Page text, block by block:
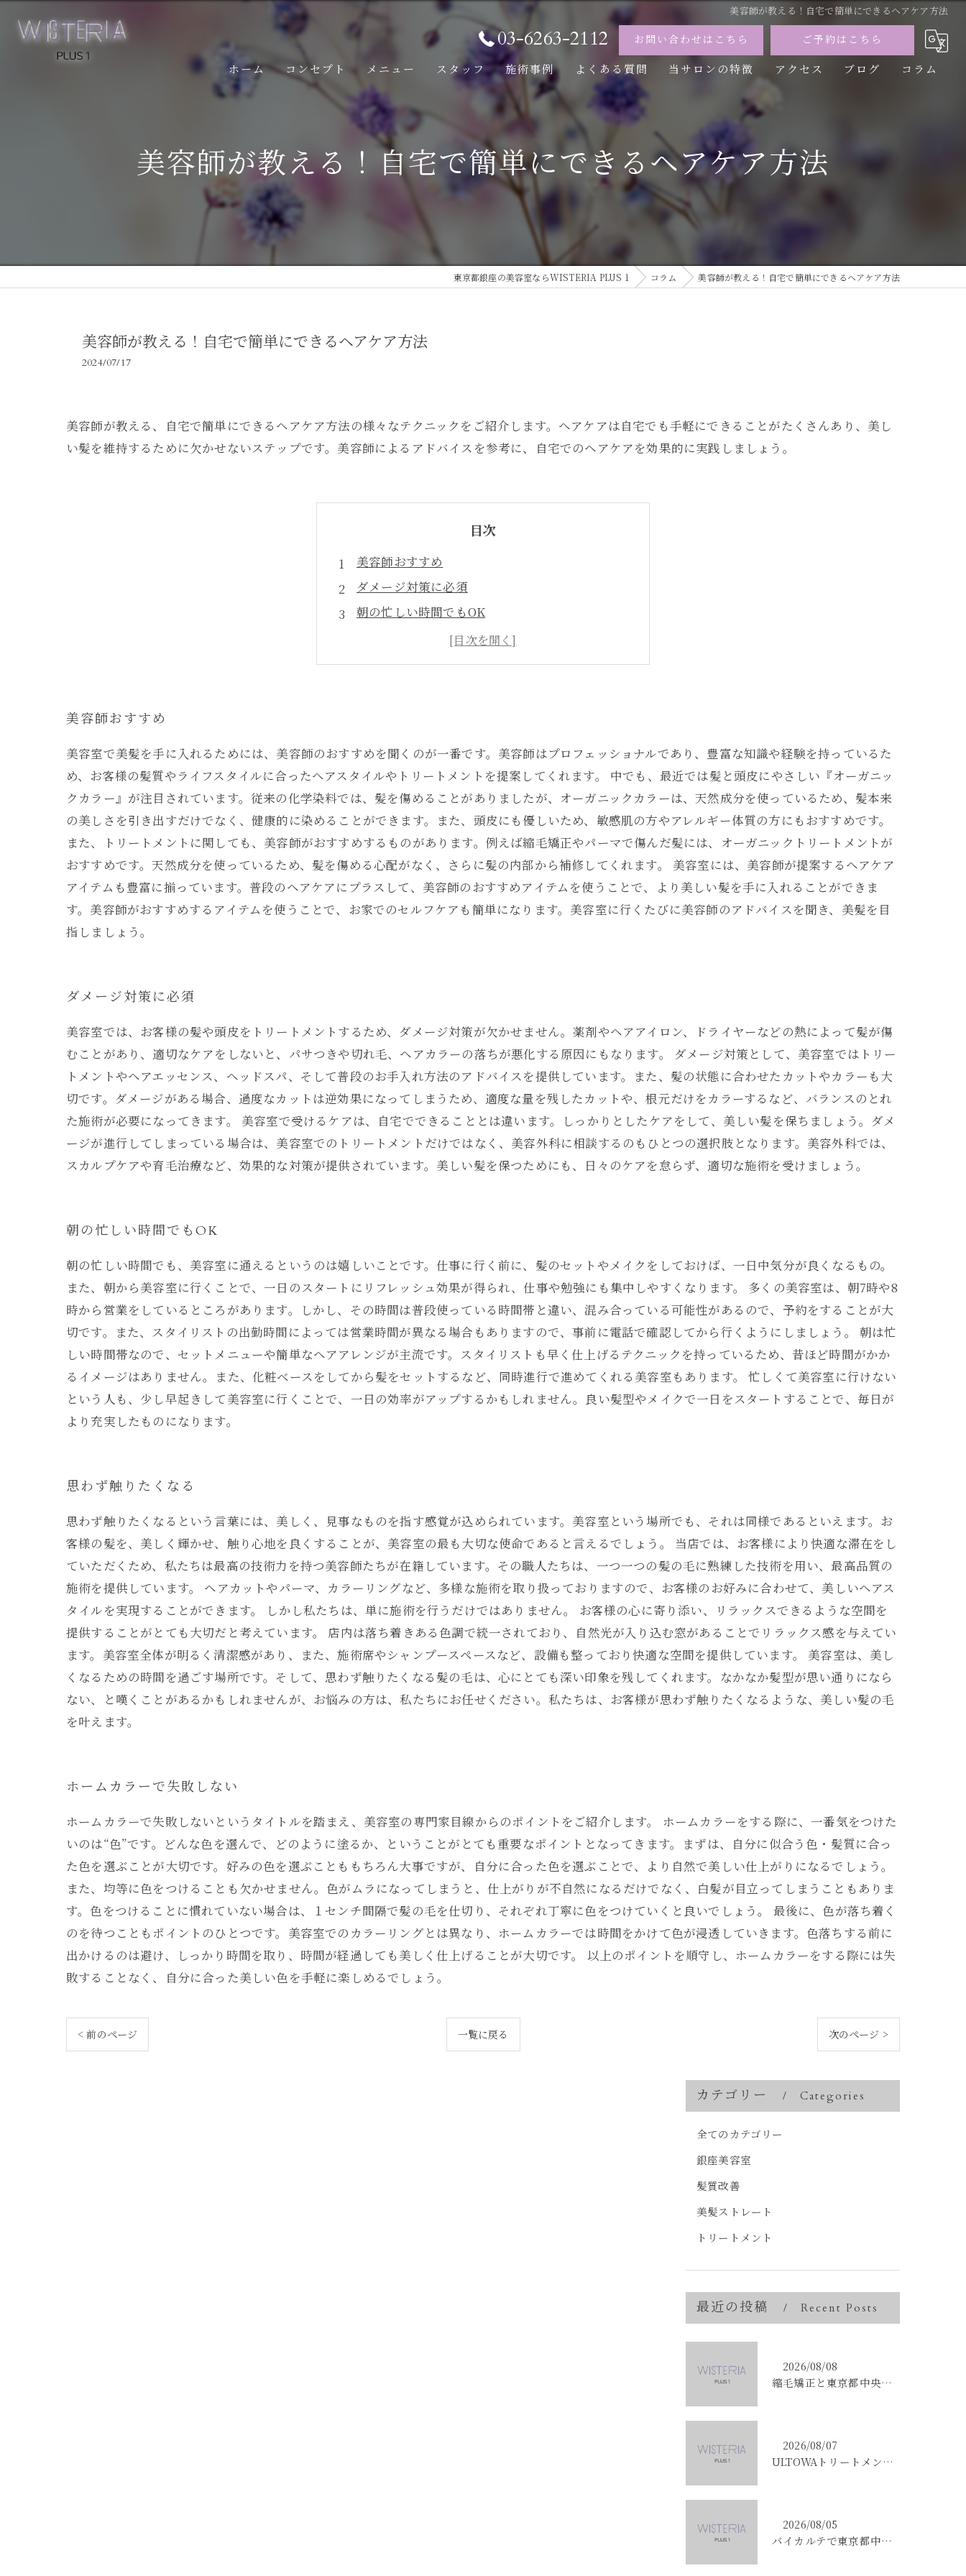
美容師が教える！自宅で簡単にできるヘアケア方法
03-6263-2112 お問い合わせはこちら ご予約はこちら
ホーム コンセプト メニュー スタッフ 施術事例 よくある質問 当サロンの特徴
カラー
トリートメント
パーマ
アクセス ブログ コラム
美容師が教える！自宅で簡単にできるヘアケア方法
東京都銀座の美容室ならWISTERIA PLUS 1 コラム 美容師が教える！自宅で簡単にできるヘアケア方法
美容師が教える！自宅で簡単にできるヘアケア方法
2024/07/17
美容師が教える、自宅で簡単にできるヘアケア方法の様々なテクニックをご紹介します。ヘアケアは自宅でも手軽にできることがたくさんあり、美し
い髪を維持するために欠かせないステップです。美容師によるアドバイスを参考に、自宅でのヘアケアを効果的に実践しましょう。
目次
美容師おすすめ
ダメージ対策に必須
朝の忙しい時間でもOK
思わず触りたくなる
ホームカラーで失敗しない
美容師おすすめ
美容室で美髪を手に入れるためには、美容師のおすすめを聞くのが一番です。美容師はプロフェッショナルであり、豊富な知識や経験を持っているた
め、お客様の髪質やライフスタイルに合ったヘアスタイルやトリートメントを提案してくれます。 中でも、最近では髪と頭皮にやさしい『オーガニッ
クカラー』が注目されています。従来の化学染料では、髪を傷めることがありましたが、オーガニックカラーは、天然成分を使っているため、髪本来
の美しさを引き出すだけでなく、健康的に染めることができます。また、頭皮にも優しいため、敏感肌の方やアレルギー体質の方にもおすすめです。
また、トリートメントに関しても、美容師がおすすめするものがあります。例えば縮毛矯正やパーマで傷んだ髪には、オーガニックトリートメントが
おすすめです。天然成分を使っているため、髪を傷める心配がなく、さらに髪の内部から補修してくれます。 美容室には、美容師が提案するヘアケア
アイテムも豊富に揃っています。普段のヘアケアにプラスして、美容師のおすすめアイテムを使うことで、より美しい髪を手に入れることができま
す。美容師がおすすめするアイテムを使うことで、お家でのセルフケアも簡単になります。美容室に行くたびに美容師のアドバイスを聞き、美髪を目
指しましょう。
ダメージ対策に必須
美容室では、お客様の髪や頭皮をトリートメントするため、ダメージ対策が欠かせません。薬剤やヘアアイロン、ドライヤーなどの熱によって髪が傷
むことがあり、適切なケアをしないと、パサつきや切れ毛、ヘアカラーの落ちが悪化する原因にもなります。 ダメージ対策として、美容室ではトリー
トメントやヘアエッセンス、ヘッドスパ、そして普段のお手入れ方法のアドバイスを提供しています。また、髪の状態に合わせたカットやカラーも大
切です。ダメージがある場合、過度なカットは逆効果になってしまうため、適度な量を残したカットや、根元だけをカラーするなど、バランスのとれ
た施術が必要になってきます。 美容室で受けるケアは、自宅でできることとは違います。しっかりとしたケアをして、美しい髪を保ちましょう。ダメ
ージが進行してしまっている場合は、美容室でのトリートメントだけではなく、美容外科に相談するのもひとつの選択肢となります。美容外科では、
スカルプケアや育毛治療など、効果的な対策が提供されています。美しい髪を保つためにも、日々のケアを怠らず、適切な施術を受けましょう。
朝の忙しい時間でもOK
朝の忙しい時間でも、美容室に通えるというのは嬉しいことです。仕事に行く前に、髪のセットやメイクをしておけば、一日中気分が良くなるもの。
また、朝から美容室に行くことで、一日のスタートにリフレッシュ効果が得られ、仕事や勉強にも集中しやすくなります。 多くの美容室は、朝7時や8
時から営業をしているところがあります。しかし、その時間は普段使っている時間帯と違い、混み合っている可能性があるので、予約をすることが大
切です。また、スタイリストの出勤時間によっては営業時間が異なる場合もありますので、事前に電話で確認してから行くようにしましょう。 朝は忙
しい時間帯なので、セットメニューや簡単なヘアアレンジが主流です。スタイリストも早く仕上げるテクニックを持っているため、昔ほど時間がかか
るイメージはありません。また、化粧ベースをしてから髪をセットするなど、同時進行で進めてくれる美容室もあります。 忙しくて美容室に行けない
という人も、少し早起きして美容室に行くことで、一日の効率がアップするかもしれません。良い髪型やメイクで一日をスタートすることで、毎日が
より充実したものになります。
思わず触りたくなる
思わず触りたくなるという言葉には、美しく、見事なものを指す感覚が込められています。美容室という場所でも、それは同様であるといえます。お
客様の髪を、美しく輝かせ、触り心地を良くすることが、美容室の最も大切な使命であると言えるでしょう。 当店では、お客様により快適な滞在をし
ていただくため、私たちは最高の技術力を持つ美容師たちが在籍しています。その職人たちは、一つ一つの髪の毛に熟練した技術を用い、最高品質の
施術を提供しています。 ヘアカットやパーマ、カラーリングなど、多様な施術を取り扱っておりますので、お客様のお好みに合わせて、美しいヘアス
タイルを実現することができます。 しかし私たちは、単に施術を行うだけではありません。 お客様の心に寄り添い、リラックスできるような空間を
提供することがとても大切だと考えています。 店内は落ち着きある色調で統一されており、自然光が入り込む窓があることでリラックス感を与えてい
ます。美容室全体が明るく清潔感があり、また、施術席やシャンプースペースなど、設備も整っており快適な空間を提供しています。 美容室は、美し
くなるための時間を過ごす場所です。そして、思わず触りたくなる髪の毛は、心にとても深い印象を残してくれます。なかなか髪型が思い通りになら
ない、と嘆くことがあるかもしれませんが、お悩みの方は、私たちにお任せください。私たちは、お客様が思わず触りたくなるような、美しい髪の毛
を叶えます。
ホームカラーで失敗しない
ホームカラーで失敗しないというタイトルを踏まえ、美容室の専門家目線からのポイントをご紹介します。 ホームカラーをする際に、一番気をつけた
いのは“色”です。どんな色を選んで、どのように塗るか、ということがとても重要なポイントとなってきます。まずは、自分に似合う色・髪質に合っ
た色を選ぶことが大切です。好みの色を選ぶことももちろん大事ですが、自分に合った色を選ぶことで、より自然で美しい仕上がりになるでしょう。
また、均等に色をつけることも欠かせません。色がムラになってしまうと、仕上がりが不自然になるだけでなく、白髪が目立ってしまうこともありま
す。色をつけることに慣れていない場合は、１センチ間隔で髪の毛を仕切り、それぞれ丁寧に色をつけていくと良いでしょう。 最後に、色が落ち着く
のを待つこともポイントのひとつです。美容室でのカラーリングとは異なり、ホームカラーでは時間をかけて色が浸透していきます。色落ちする前に
出かけるのは避け、しっかり時間を取り、時間が経過しても美しく仕上げることが大切です。 以上のポイントを順守し、ホームカラーをする際には失
敗することなく、自分に合った美しい色を手軽に楽しめるでしょう。
< 前のページ 一覧に戻る 次のページ >
カテゴリー Categories
全てのカテゴリー
銀座美容室
髪質改善
美髪ストレート
トリートメント
最近の投稿 Recent Posts
2026/08/08
縮毛矯正と東京都中央区銀座で叶える髪質改善のポイントと理想の仕上がりを徹底解説
2026/08/07
ULTOWAトリートメントで東京都中央区銀座の髪質改善を目指す人への効果と選び方ガイド
2026/08/05
バイカルテで東京都中央区銀座のエイジングケア悩みを解決する方法と正規品選びのポイント